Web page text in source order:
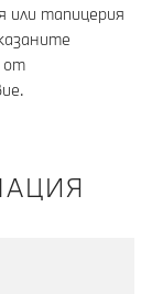
или тапицерия
от